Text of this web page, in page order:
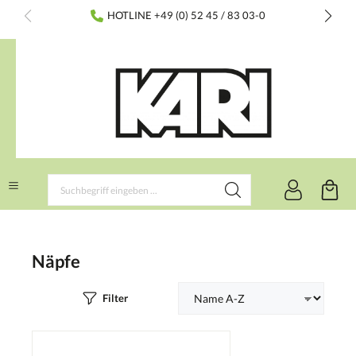
springen HOTLINE +49 (0) 52 45 / 83 03-0
Näpfe
Filter